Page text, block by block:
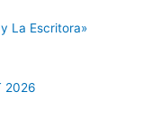
La Escritora»
2026